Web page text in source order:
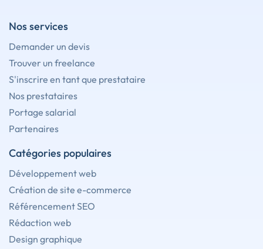
Nos services
Demander un devis
Trouver un freelance
S'inscrire en tant que prestataire
Nos prestataires
Portage salarial
Partenaires
Catégories populaires
Développement web
Création de site e-commerce
Référencement SEO
Rédaction web
Design graphique